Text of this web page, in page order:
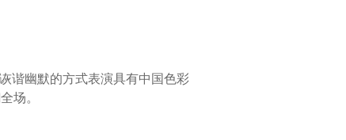
谐幽默的方式表演具有中国色彩
场。